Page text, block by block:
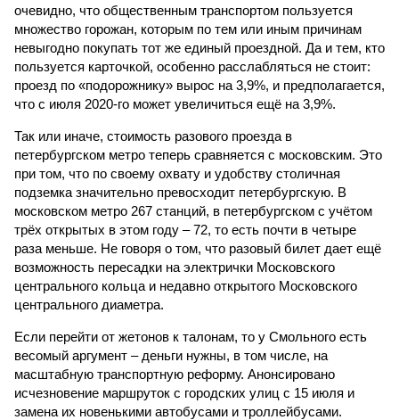
очевидно, что общественным транспортом пользуется
множество горожан, которым по тем или иным причинам
невыгодно покупать тот же единый проездной. Да и тем, кто
пользуется карточкой, особенно расслабляться не стоит:
проезд по «подорожнику» вырос на 3,9%, и предполагается,
что с июля 2020-го может увеличиться ещё на 3,9%.
Так или иначе, стоимость разового проезда в
петербургском метро теперь сравняется с московским. Это
при том, что по своему охвату и удобству столичная
подземка значительно превосходит петербургскую. В
московском метро 267 станций, в петербургском с учётом
трёх открытых в этом году – 72, то есть почти в четыре
раза меньше. Не говоря о том, что разовый билет дает ещё
возможность пересадки на электрички Московского
центрального кольца и недавно открытого Московского
центрального диаметра.
Если перейти от жетонов к талонам, то у Смольного есть
весомый аргумент – деньги нужны, в том числе, на
масштабную транспортную реформу. Анонсировано
исчезновение маршруток с городских улиц с 15 июля и
замена их новенькими автобусами и троллейбусами.